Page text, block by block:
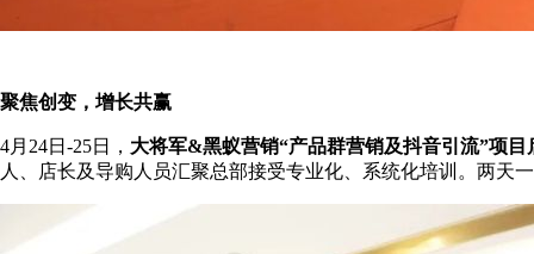
聚焦创变，增长共赢
4月24日-25日， 大将军&黑蚁营销“产品群营销及抖音引流”项目
人、店长及导购人员汇聚总部接受专业化、系统化培训。两天